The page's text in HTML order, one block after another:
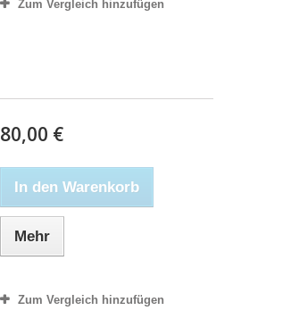
Zum Vergleich hinzufügen
80,00 €
In den Warenkorb
Mehr
Zum Vergleich hinzufügen